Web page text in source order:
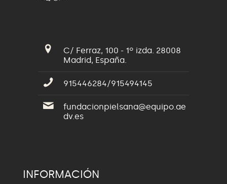
C/ Ferraz, 100 - 1º izda. 28008
Madrid, España.
915446284/915494145
fundacionpielsana@equipo.ae
dv.es
INFORMACIÓN